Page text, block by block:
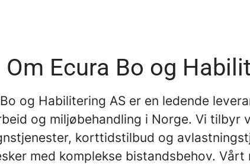
Om Ecura Bo og
og Habilitering AS er en ledende
og miljøbehandling i Norge. Vi tilbyr
korttidstilbud og
med komplekse bistandsbehov. Vårt